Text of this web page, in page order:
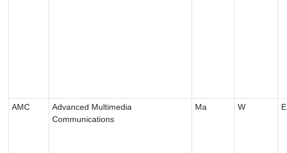
AMC
Advanced Multimedia
Communications
Ma W E